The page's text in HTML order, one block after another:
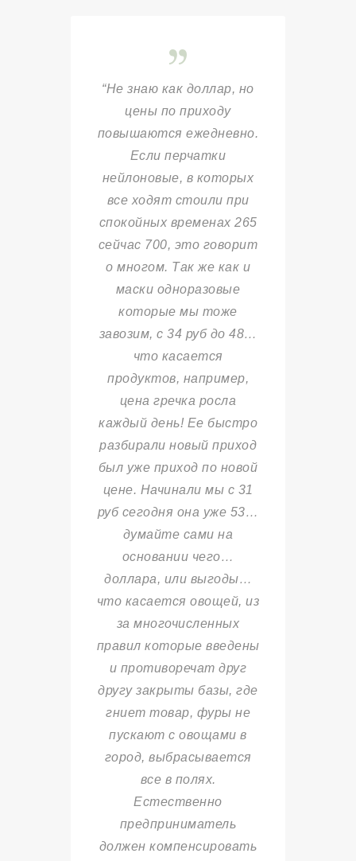
“Не знаю как доллар, но
цены по приходу
повышаются ежедневно.
Если перчатки
нейлоновые, в которых
все ходят стоили при
спокойных временах 265
сейчас 700, это говорит
о многом. Так же как и
маски одноразовые
которые мы тоже
завозим, с 34 руб до 48…
что касается
продуктов, например,
цена гречка росла
каждый день! Ее быстро
разбирали новый приход
был уже приход по новой
цене. Начинали мы с 31
руб сегодня она уже 53…
думайте сами на
основании чего…
доллара, или выгоды…
что касается овощей, из
за многочисленных
правил которые введены
и противоречат друг
другу закрыты базы, где
гниет товар, фуры не
пускают с овощами в
город, выбрасывается
все в полях.
Естественно
предприниматель
должен компенсировать